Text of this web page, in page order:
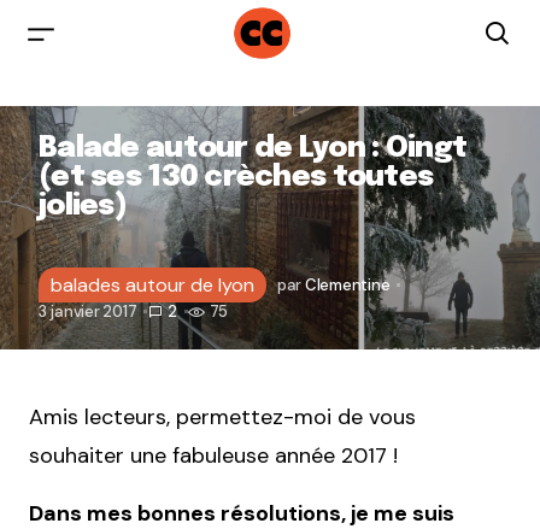
Balade autour de Lyon : Oingt
(et ses 130 crèches toutes
jolies)
balades autour de lyon parClementine
3 janvier 2017
2 75
Amis lecteurs, permettez-moi de vous
souhaiter une fabuleuse année 2017 !
Dans mes bonnes résolutions, je me suis